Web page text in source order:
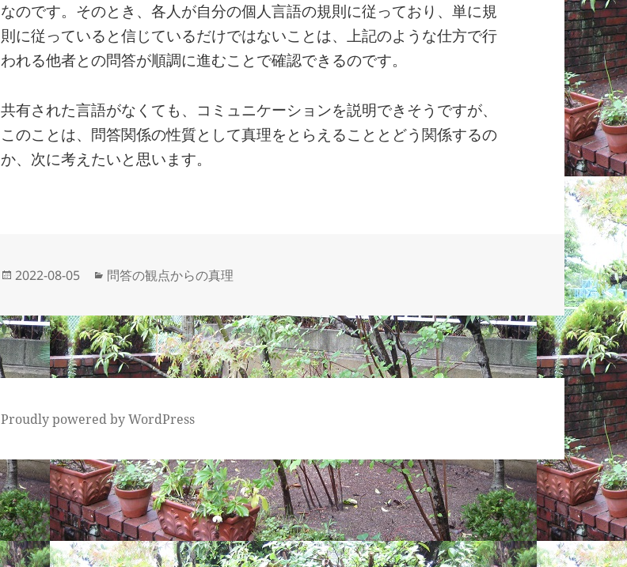
なのです。そのとき、各人が自分の個人言語の規則に従っており、単に規
則に従っていると信じているだけではないことは、上記のような仕方で行
われる他者との問答が順調に進むことで確認できるのです。
共有された言語がなくても、コミュニケーションを説明できそうですが、
このことは、問答関係の性質として真理をとらえることとどう関係するの
か、次に考えたいと思います。
投
日:
2022-08-05
カ
ゴ
リ
ー
問答の観点からの真理
Proudly powered by WordPress